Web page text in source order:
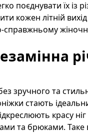
поєднувати їх із
кожен літній
справжньому
зручного та
стають
красу
та брюками. Таке